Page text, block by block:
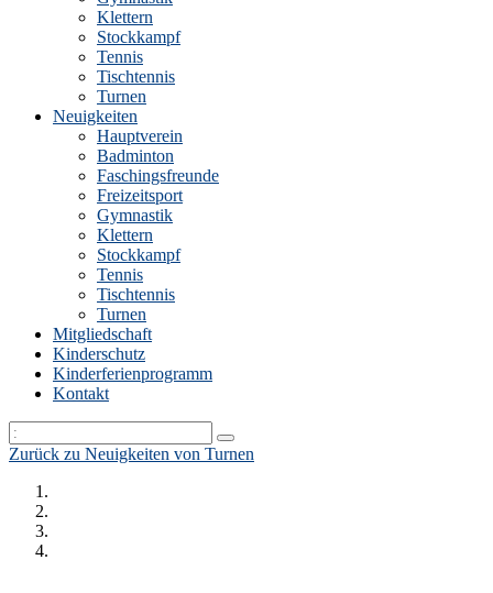
Klettern
Stockkampf
Tennis
Tischtennis
Turnen
Neuigkeiten
Hauptverein
Badminton
Faschingsfreunde
Freizeitsport
Gymnastik
Klettern
Stockkampf
Tennis
Tischtennis
Turnen
Mitgliedschaft
Kinderschutz
Kinderferienprogramm
Kontakt
Zurück zu Neuigkeiten von Turnen